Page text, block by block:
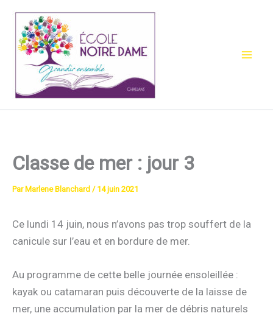
contenu
Classe de mer : jour 3
Par Marlene Blanchard / 14 juin 2021
Ce lundi 14 juin, nous n’avons pas trop souffert de la
canicule sur l’eau et en bordure de mer.
Au programme de cette belle journée ensoleillée :
kayak ou catamaran puis découverte de la laisse de
mer, une accumulation par la mer de débris naturels